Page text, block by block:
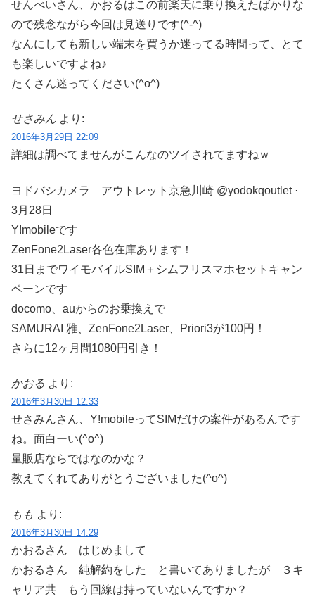
せんべいさん、かおるはこの前楽天に乗り換えたばかりな
ので残念ながら今回は見送りです(^-^)
なんにしても新しい端末を買うか迷ってる時間って、とて
も楽しいですよね♪
たくさん迷ってください(^o^)
せさみん より:
2016年3月29日 22:09
詳細は調べてませんがこんなのツイされてますねｗ
ヨドバシカメラ アウトレット京急川崎 @yodokqoutlet ·
3月28日
Y!mobileです
ZenFone2Laser各色在庫あります！
31日までワイモバイルSIM＋シムフリスマホセットキャン
ペーンです
docomo、auからのお乗換えで
SAMURAI 雅、ZenFone2Laser、Priori3が100円！
さらに12ヶ月間1080円引き！
かおる より:
2016年3月30日 12:33
せさみんさん、Y!mobileってSIMだけの案件があるんです
ね。面白ーい(^o^)
量販店ならではなのかな？
教えてくれてありがとうございました(^o^)
もも より:
2016年3月30日 14:29
かおるさん はじめまして
かおるさん 純解約をした と書いてありましたが ３キ
ャリア共 もう回線は持っていないんですか？